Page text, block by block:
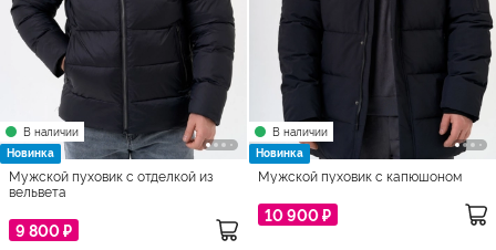
В наличии
Новинка
Мужской пуховик с отделкой из
вельвета
9 800 ₽
В наличии
Новинка
Мужской пуховик с капюшоном
10 900 ₽